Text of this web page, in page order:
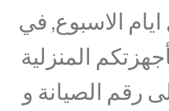
الاسبوع, في
المنزلية
رقم الصيانة و